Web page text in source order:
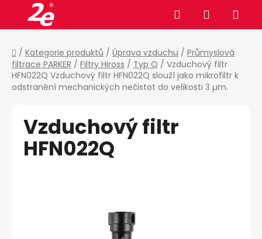
obsah
Hledat NÁKUPNÍ
KOŠÍK
Domů
/ Kategorie produktů / Úprava vzduchu / Průmyslová
filtrace PARKER / Filtry Hiross / Typ Q / Vzduchový filtr
HFN022Q Vzduchový filtr HFN022Q slouží jako mikrofiltr k
odstranění mechanických nečistot do velikosti 3 µm.
Vzduchový filtr
HFN022Q